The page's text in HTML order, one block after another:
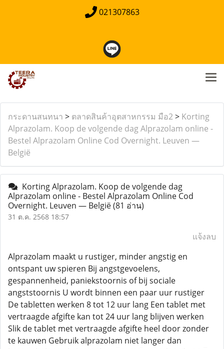
021307863
กระดานสนทนา > ตลาดสินค้าอุตสาหกรรม มือ2> Korting
Alprazolam. Koop de volgende dag Alprazolam online -
Bestel Alprazolam Online Cod Overnight. Leuven —
België
Korting Alprazolam. Koop de volgende dag
Alprazolam online - Bestel Alprazolam Online Cod
Overnight. Leuven — België(81 อ่าน)
31 ต.ค. 2568 18:57
แจ้งลบ
Alprazolam maakt u rustiger, minder angstig en
ontspant uw spieren Bij angstgevoelens,
gespannenheid, paniekstoornis of bij sociale
angststoornis U wordt binnen een paar uur rustiger
De tabletten werken 8 tot 12 uur lang Een tablet met
vertraagde afgifte kan tot 24 uur lang blijven werken
Slik de tablet met vertraagde afgifte heel door zonder
te kauwen Gebruik alprazolam niet langer dan